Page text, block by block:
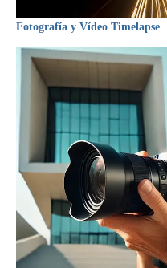
Fotografía y Vídeo Timelapse